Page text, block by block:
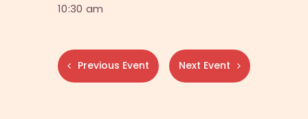
10:30 am
Previous Event Next Event